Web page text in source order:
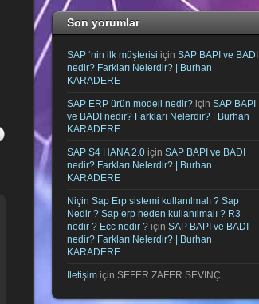
Son yorumlar
SAP ‘nin ilk müşterisi için SAP BAPI ve BADI
nedir? Farkları Nelerdir? | Burhan
KARADERE
SAP ERP ürün modeli nedir? için SAP BAPI
ve BADI nedir? Farkları Nelerdir? | Burhan
KARADERE
SAP S4 HANA 2.0 için SAP BAPI ve BADI
nedir? Farkları Nelerdir? | Burhan
KARADERE
Niçin Sap Erp sistemi kullanılmalı ? Sap
Nedir ? Sap erp neden kullanılmalı ? R3
nedir ? Ecc nedir ? için SAP BAPI ve BADI
nedir? Farkları Nelerdir? | Burhan
KARADERE
İletişim için SEFER ZAFER SEVİNÇ